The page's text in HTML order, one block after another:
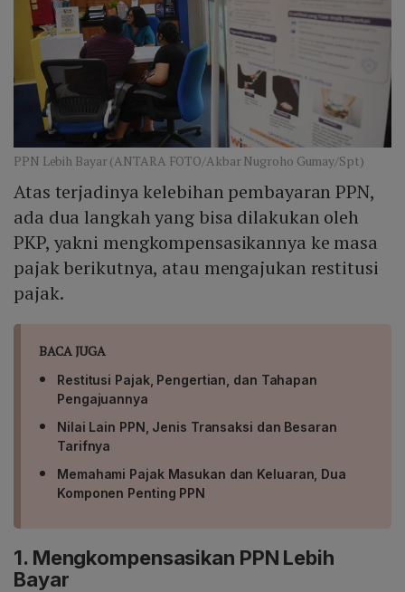
PPN Lebih Bayar (ANTARA FOTO/Akbar Nugroho Gumay/Spt)
Atas terjadinya kelebihan pembayaran PPN,
ada dua langkah yang bisa dilakukan oleh
PKP, yakni mengkompensasikannya ke masa
pajak berikutnya, atau mengajukan restitusi
pajak.
BACA JUGA
Restitusi Pajak, Pengertian, dan Tahapan
Pengajuannya
Nilai Lain PPN, Jenis Transaksi dan Besaran
Tarifnya
Memahami Pajak Masukan dan Keluaran, Dua
Komponen Penting PPN
1. Mengkompensasikan PPN Lebih
Bayar